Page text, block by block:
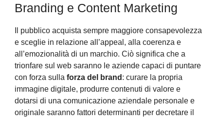
Branding e Content Marketing
Il pubblico acquista sempre maggiore consapevolezza
e sceglie in relazione all’appeal, alla coerenza e
all’emozionalità di un marchio. Ciò significa che a
trionfare sul web saranno le aziende capaci di puntare
con forza sulla forza del brand : curare la propria
immagine digitale, produrre contenuti di valore e
dotarsi di una comunicazione aziendale personale e
originale saranno fattori determinanti per decretare il